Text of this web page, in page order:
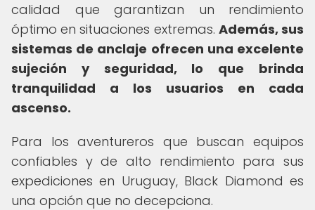
calidad que garantizan un rendimiento
óptimo en situaciones extremas. Además, sus
sistemas de anclaje ofrecen una excelente
sujeción y seguridad, lo que brinda
tranquilidad a los usuarios en cada
ascenso.
Para los aventureros que buscan equipos
confiables y de alto rendimiento para sus
expediciones en Uruguay, Black Diamond es
una opción que no decepciona.